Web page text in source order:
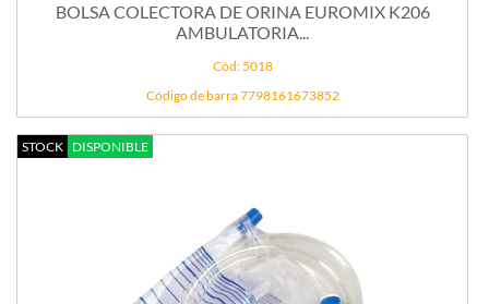
BOLSA COLECTORA DE ORINA EUROMIX K206
AMBULATORIA...
Cód: 5018
Código de barra 7798161673852
STOCK DISPONIBLE